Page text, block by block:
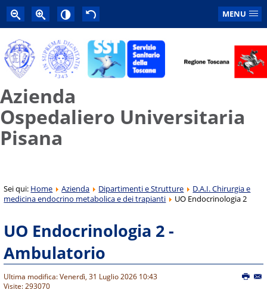
MENU
Azienda
Ospedaliero Universitaria
Pisana
Sei qui: Home Azienda Dipartimenti e Strutture
D.A.I. Chirurgia e
medicina endocrino metabolica e dei trapianti
UO Endocrinologia 2
UO Endocrinologia 2 -
Ambulatorio
Ultima modifica: Venerdì, 31 Luglio 2026 10:43
Visite: 293070